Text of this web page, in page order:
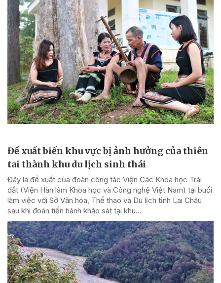
Đề xuất biến khu vực bị ảnh hưởng của thiên
tai thành khu du lịch sinh thái
Đây là đề xuất của đoàn công tác Viện Các Khoa học Trái
đất (Viện Hàn lâm Khoa học và Công nghệ Việt Nam) tại buổi
làm việc với Sở Văn hóa, Thể thao và Du lịch tỉnh Lai Châu
sau khi đoàn tiến hành khảo sát tại khu...